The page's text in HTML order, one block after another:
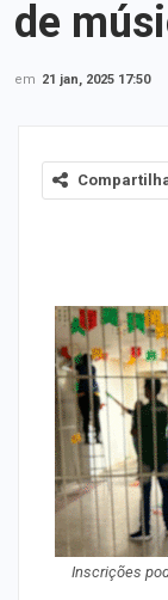
de
em 21 jan, 2025 17:50
Inscrições